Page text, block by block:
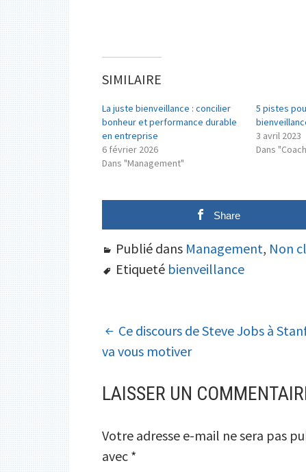
SIMILAIRE
La juste bienveillance : concilier
bonheur et performance durable
en entreprise
6 février 2026
Dans "Management"
5 pistes
3 avril 2023
Dans
Share
Publié dans Management, Non
Etiqueté bienveillance
NAVIGATION
DES
ARTICLES
Ce discours de Steve Jobs à
va vous motiver
LAISSER UN
Votre adresse e-mail ne sera pas
avec *